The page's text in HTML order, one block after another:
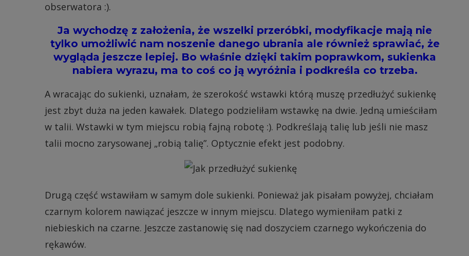
obserwatora :).
Ja wychodzę z założenia, że wszelki przeróbki, modyfikacje mają nie
tylko umożliwić nam noszenie danego ubrania ale również sprawiać, że
wygląda jeszcze lepiej. Bo właśnie dzięki takim poprawkom, sukienka
nabiera wyrazu, ma to coś co ją wyróżnia i podkreśla co trzeba.
A wracając do sukienki, uznałam, że szerokość wstawki którą muszę przedłużyć sukienkę
jest zbyt duża na jeden kawałek. Dlatego podzieliłam wstawkę na dwie. Jedną umieściłam
w talii. Wstawki w tym miejscu robią fajną robotę :). Podkreślają talię lub jeśli nie masz
talii mocno zarysowanej „robią talię”. Optycznie efekt jest podobny.
Drugą część wstawiłam w samym dole sukienki. Ponieważ jak pisałam powyżej, chciałam
czarnym kolorem nawiązać jeszcze w innym miejscu. Dlatego wymieniłam patki z
niebieskich na czarne. Jeszcze zastanowię się nad doszyciem czarnego wykończenia do
rękawów.